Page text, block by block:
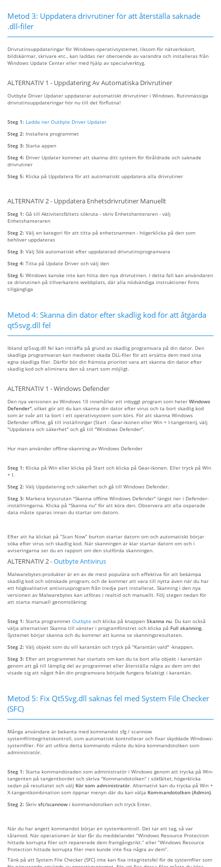
Metod 3: Uppdatera drivrutiner för att återställa saknade
.dll-filer
Drivrutinsuppdateringar för Windows-operativsystemet, liksom för nätverkskort,
bildskärmar, skrivare etc., kan laddas ner oberoende av varandra och installeras från
Windows Update Center eller med hjälp av specialverktyg.
ALTERNATIV 1 - Uppdatering Av Automatiska Drivrutiner
Outbyte Driver Updater uppdaterar automatiskt drivrutiner i Windows. Rutinmässiga
drivrutinsuppdateringar hör nu till det förflutna!
Steg 1: Ladda ner Outbyte Driver Updater
Steg 2: Installera programmet
Steg 3: Starta appen
Steg 4: Driver Updater kommer att skanna ditt system för föråldrade och saknade
drivrutiner
Steg 5: Klicka på Uppdatera för att automatiskt uppdatera alla drivrutiner
ALTERNATIV 2 - Uppdatera Enhetsdrivrutiner Manuellt
Steg 1: Gå till Aktivitetsfältets sökruta - skriv Enhetshanteraren - välj
Enhetshanteraren
Steg 2: Välj en kategori för att titta på enhetsnamnen - högerklicka på den som
behöver uppdateras
Steg 3: Välj Sök automatiskt efter uppdaterad drivrutinsprogramvara
Steg 4: Titta på Update Driver och välj den
Steg 5: Windows kanske inte kan hitta den nya drivrutinen. I detta fall kan användaren
se drivrutinen på tillverkarens webbplats, där alla nödvändiga instruktioner finns
tillgängliga
Metod 4: Skanna din dator efter skadlig kod för att åtgärda
qt5svg.dll fel
Ibland qt5svg.dll fel kan inträffa på grund av skadlig programvara på din dator. Den
skadliga programvaran kan medvetet skada DLL-filer för att ersätta dem med sina
egna skadliga filer. Därför bör din främsta prioritet vara att skanna din dator efter
skadlig kod och eliminera den så snart som möjligt.
ALTERNATIV 1 - Windows Defender
Den nya versionen av Windows 10 innehåller ett inbyggt program som heter Windows
Defender" , vilket gör att du kan skanna din dator efter virus och ta bort skadlig kod
som är svår att ta bort i ett operativsystem som körs. För att skanna Windows
Defender offline, gå till inställningar (Start - Gear-ikonen eller Win + I-tangenten), välj
"Uppdatera och säkerhet" och gå till "Windows Defender".
Hur man använder offline-skanning av Windows Defender
Steg 1: Klicka på Win eller klicka på Start och klicka på Gear-ikonen. Eller tryck på Win
+ I.
Steg 2: Välj Uppdatering och säkerhet och gå till Windows Defender.
Steg 3: Markera kryssrutan "Skanna offline Windows Defender" längst ner i Defender-
inställningarna. Klicka på "Skanna nu" för att köra den. Observera att alla osparade
data måste sparas innan du startar om datorn.
Efter att ha klickat på “Scan Now” burton startar datorn om och automatiskt börjar
söka efter virus och skadlig kod. När skanningen är klar startar datorn om och i
aviseringarna ser du en rapport om den slutförda skanningen.
ALTERNATIV 2 -Outbyte Antivirus
Malwarebytes-produkter är en av de mest populära och effektiva för att bekämpa
skadlig kod och oönskade program, och de kommer att vara till nytta även när du har
ett högkvalitativt antivirusprogram från tredje part installerat. Skanning i den nya
versionen av Malwarebytes kan utföras i realtid och manuellt. Följ stegen nedan för
att starta manuell genomsökning:
Steg 1: Starta programmet Outbyte och klicka på knappen Skanna nu. Du kan också
välja alternativet Skanna till vänster i programfönstret och klicka på Full skanning.
Systemet börjar skanna och du kommer att kunna se skanningsresultaten.
Steg 2: Välj objekt som du vill karantän och tryck på "Karantän vald" -knappen.
Steg 3: Efter att programmet har startats om kan du ta bort alla objekt i karantän
genom att gå till lämplig del av programmet eller återställa några av dem om det
visade sig att något från din programvara började fungera felaktigt i karantän.
Metod 5: Fix Qt5Svg.dll saknas fel med System File Checker
(SFC)
Många användare är bekanta med kommandot sfg / scannow
systemfilintegritetskontroll, som automatiskt kontrollerar och fixar skyddade Windows-
systemfiler. För att utföra detta kommando måste du köra kommandotolken som
administratör.
Steg 1: Starta kommandoraden som administratör i Windows genom att trycka på Win-
tangenten på tangentbordet och skriva "Kommandotolken" i sökfältet, högerklicka
sedan på resultatet och välj Kör som administratör. Alternativt kan du trycka på Win +
X-tangentkombination som öppnar menyn där du kan välja Kommandotolken (Admin).
Steg 2: Skriv sfc/scannow i kommandotolken och tryck Enter.
När du har angett kommandot börjar en systemkontroll. Det tar ett tag, så var
tålamod. När operationen är klar får du meddelandet “Windows Resource Protection
hittade korrupta filer och reparerade dem framgångsrikt.” eller “Windows Resource
Protection hittade korrupta filer men kunde inte fixa några av dem”.
Tänk på att System File Checker (SFC) inte kan fixa integritetsfel för de systemfiler som